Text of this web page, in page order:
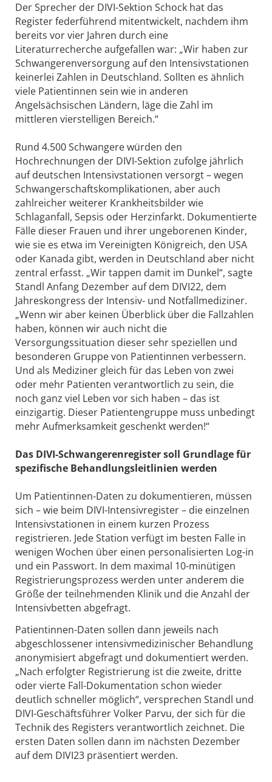
Der Sprecher der DIVI-Sektion Schock hat das
Register federführend mitentwickelt, nachdem ihm
bereits vor vier Jahren durch eine
Literaturrecherche aufgefallen war: „Wir haben zur
Schwangerenversorgung auf den Intensivstationen
keinerlei Zahlen in Deutschland. Sollten es ähnlich
viele Patientinnen sein wie in anderen
Angelsächsischen Ländern, läge die Zahl im
mittleren vierstelligen Bereich.“
Rund 4.500 Schwangere würden den
Hochrechnungen der DIVI-Sektion zufolge jährlich
auf deutschen Intensivstationen versorgt – wegen
Schwangerschaftskomplikationen, aber auch
zahlreicher weiterer Krankheitsbilder wie
Schlaganfall, Sepsis oder Herzinfarkt. Dokumentierte
Fälle dieser Frauen und ihrer ungeborenen Kinder,
wie sie es etwa im Vereinigten Königreich, den USA
oder Kanada gibt, werden in Deutschland aber nicht
zentral erfasst. „Wir tappen damit im Dunkel“, sagte
Standl Anfang Dezember auf dem DIVI22, dem
Jahreskongress der Intensiv- und Notfallmediziner.
„Wenn wir aber keinen Überblick über die Fallzahlen
haben, können wir auch nicht die
Versorgungssituation dieser sehr speziellen und
besonderen Gruppe von Patientinnen verbessern.
Und als Mediziner gleich für das Leben von zwei
oder mehr Patienten verantwortlich zu sein, die
noch ganz viel Leben vor sich haben – das ist
einzigartig. Dieser Patientengruppe muss unbedingt
mehr Aufmerksamkeit geschenkt werden!“
Das DIVI-Schwangerenregister soll Grundlage für
spezifische Behandlungsleitlinien werden
Um Patientinnen-Daten zu dokumentieren, müssen
sich – wie beim DIVI-Intensivregister – die einzelnen
Intensivstationen in einem kurzen Prozess
registrieren. Jede Station verfügt im besten Falle in
wenigen Wochen über einen personalisierten Log-in
und ein Passwort. In dem maximal 10-minütigen
Registrierungsprozess werden unter anderem die
Größe der teilnehmenden Klinik und die Anzahl der
Intensivbetten abgefragt.
Patientinnen-Daten sollen dann jeweils nach
abgeschlossener intensivmedizinischer Behandlung
anonymisiert abgefragt und dokumentiert werden.
„Nach erfolgter Registrierung ist die zweite, dritte
oder vierte Fall-Dokumentation schon wieder
deutlich schneller möglich“, versprechen Standl und
DIVI-Geschäftsführer Volker Parvu, der sich für die
Technik des Registers verantwortlich zeichnet. Die
ersten Daten sollen dann im nächsten Dezember
auf dem DIVI23 präsentiert werden.